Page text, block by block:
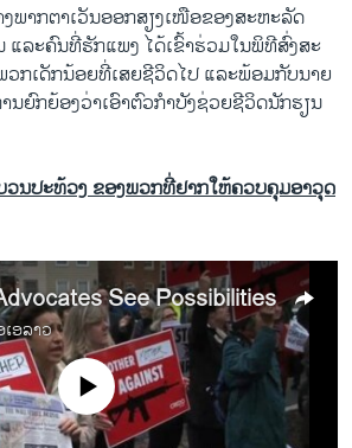
ພາກ​ຕາ​ເວັນ​ອອກສຽງ​ເໜືອ​ຂອງ​ສະຫະລັດ
ລະ​ຄົນ​ທີ່​ຮັກ​ແພງ ​ໄດ້​ເຂົ້າຮ່ວມ​ໃນ​ພິທີ​ສົ່ງສະ
ວກ​ເດັກນ້ອຍ​ທີ່​ເສຍ​ຊີວິດ​ໄປ ​ແລະ​ພ້ອມ​ກັບ​ນາຍ
ນ​ຍົກຍ້ອງ​ວ່າ​ເອົາ​ຕົວ​ກໍາ​ບັງຊ່ວຍ​ຊີວິດ​ນັກ​ຮຽນ​
ວນປະທ້ວງ ຂອງພວກທີ່ຢາກໃຫ້ຄວບຄຸມອາວຸດ
See Possibilities
ເອລາວ
source currently available